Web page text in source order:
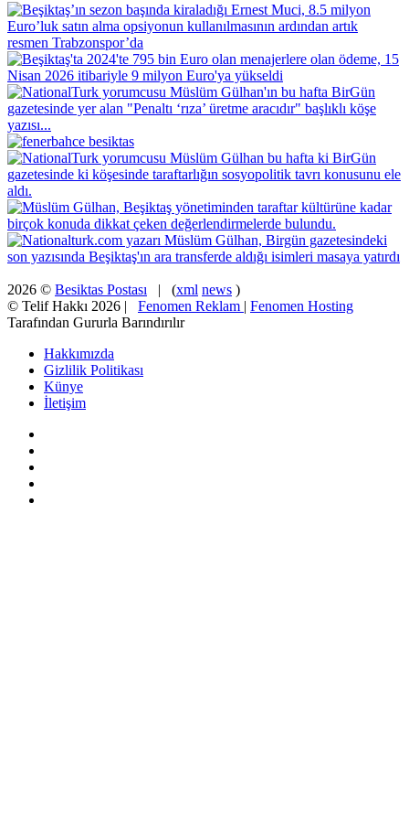
2026 © Besiktas Postası | (xml news )
© Telif Hakkı 2026 | Fenomen Reklam | Fenomen Hosting
Tarafından Gururla Barındırılır
Hakkımızda
Gizlilik Politikası
Künye
İletişim